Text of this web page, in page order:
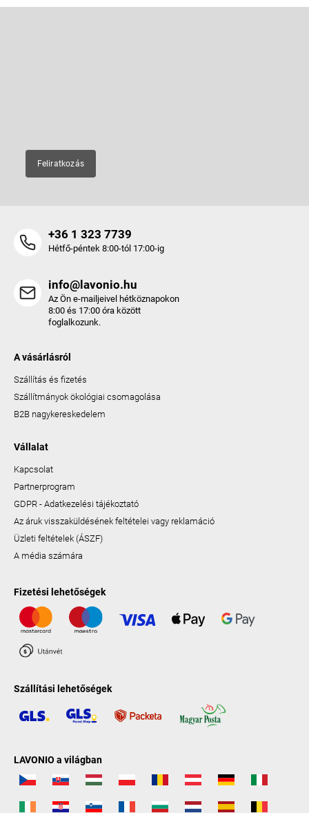
Feliratkozás
+36 1 323 7739
Hétfő-péntek 8:00-tól 17:00-ig
info@lavonio.hu
Az Ön e-mailjeivel hétköznapokon
8:00 és 17:00 óra között
foglalkozunk.
A vásárlásról
Szállítás és fizetés
Szállítmányok ökológiai csomagolása
B2B nagykereskedelem
Vállalat
Kapcsolat
Partnerprogram
GDPR - Adatkezelési tájékoztató
Az áruk visszaküldésének feltételei vagy reklamáció
Üzleti feltételek (ÁSZF)
A média számára
Fizetési lehetőségek
Szállítási lehetőségek
LAVONIO a világban